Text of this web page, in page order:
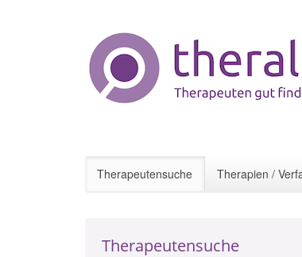
Therapeutensuche Therapien /
Therapeutensuche